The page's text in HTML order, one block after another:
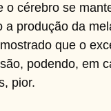
o cérebro se
a produção da
que o
podendo, em
pior.